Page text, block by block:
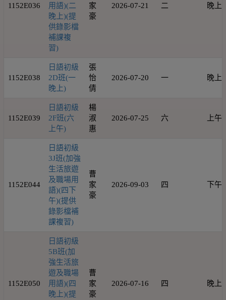
1152E036
用語)(二
晚上)(提
供錄影檔
補課複
習)
家
豪
2026-07-21 二 晚上
1152E038
日語初級
2D班(一
晚上)
張
怡
倩
2026-07-20 一 晚上
1152E039
日語初級
2F班(六
上午)
楊
淑
惠
2026-07-25 六 上午
1152E044
日語初級
3J班(加強
生活旅遊
及職場用
語)(四下
午)(提供
錄影檔補
課複習)
曹
家
豪
2026-09-03 四 下午
1152E050
日語初級
5B班(加
強生活旅
遊及職場
用語)(四
晚上)(提
曹
家
豪
2026-07-16 四 晚上